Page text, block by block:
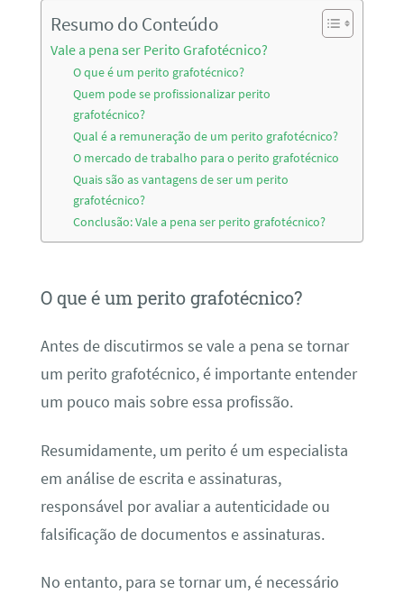
Resumo do Conteúdo
Vale a pena ser Perito Grafotécnico?
O que é um perito grafotécnico?
Quem pode se profissionalizar perito
grafotécnico?
Qual é a remuneração de um perito grafotécnico?
O mercado de trabalho para o perito grafotécnico
Quais são as vantagens de ser um perito
grafotécnico?
Conclusão: Vale a pena ser perito grafotécnico?
O que é um perito grafotécnico?
Antes de discutirmos se vale a pena se tornar
um perito grafotécnico, é importante entender
um pouco mais sobre essa profissão.
Resumidamente, um perito é um especialista
em análise de escrita e assinaturas,
responsável por avaliar a autenticidade ou
falsificação de documentos e assinaturas.
No entanto, para se tornar um, é necessário